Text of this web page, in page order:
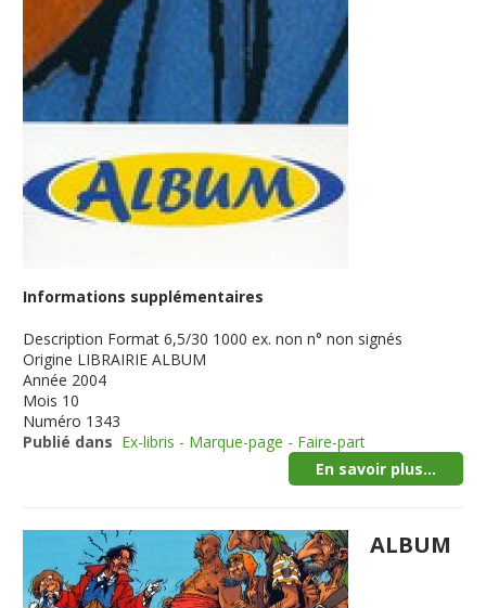
Informations supplémentaires
Description Format 6,5/30 1000 ex. non n° non signés
Origine LIBRAIRIE ALBUM
Année 2004
Mois 10
Numéro 1343
Publié dans Ex-libris - Marque-page - Faire-part
En savoir plus...
ALBUM